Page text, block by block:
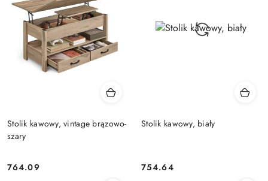
Stolik kawowy, vintage brązowo-
szary
Cena:
764.09
Stolik kawowy, biały
Cena:
754.64